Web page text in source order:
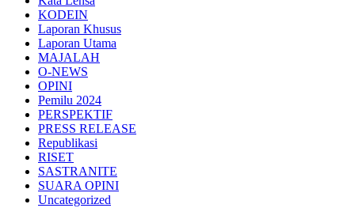
KODEIN
Laporan Khusus
Laporan Utama
MAJALAH
O-NEWS
OPINI
Pemilu 2024
PERSPEKTIF
PRESS RELEASE
Republikasi
RISET
SASTRANITE
SUARA OPINI
Uncategorized